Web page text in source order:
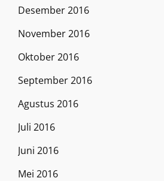
Desember 2016
November 2016
Oktober 2016
September 2016
Agustus 2016
Juli 2016
Juni 2016
Mei 2016